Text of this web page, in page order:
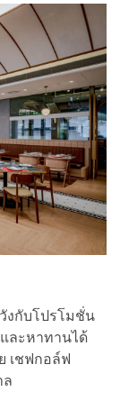
กับโปรโมชั่น
และหาทานได้
เชฟกอล์ฟ
ล